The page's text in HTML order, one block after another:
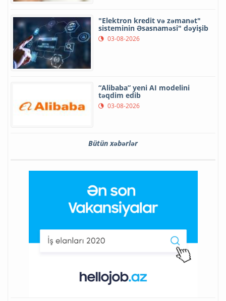
"Elektron kredit və zəmanət"
sisteminin Əsasnaməsi" dəyişib
03-08-2026
“Alibaba” yeni AI modelini
təqdim edib
03-08-2026
Bütün xəbərlər